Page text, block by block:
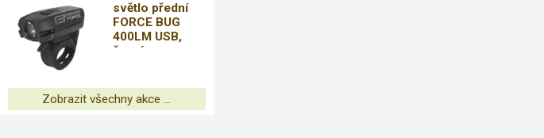
světlo přední
FORCE BUG
400LM USB,
černé
Zobrazit všechny akce ...